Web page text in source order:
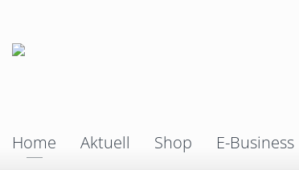
Home Aktuell Shop E-Business